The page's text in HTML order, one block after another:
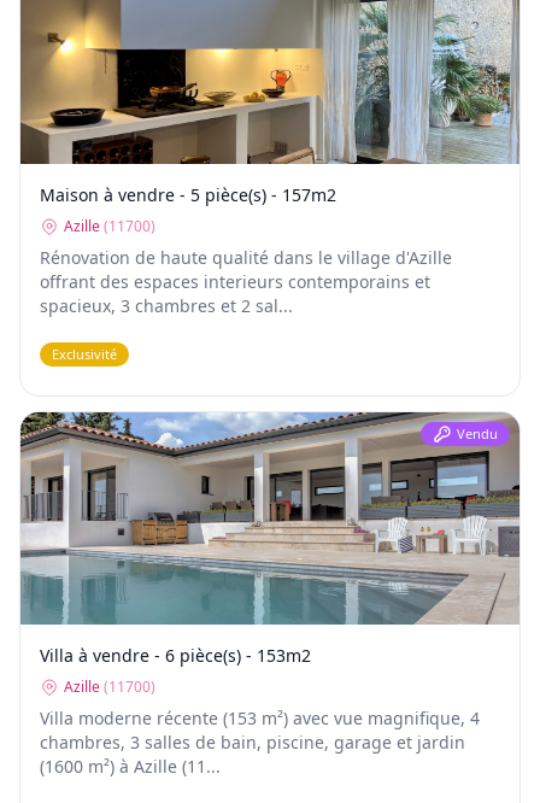
Maison à vendre - 5 pièce(s) - 157m2
Azille(11700)
Rénovation de haute qualité dans le village d'Azille
offrant des espaces interieurs contemporains et
spacieux, 3 chambres et 2 sal...
Exclusivité
Vendu
Villa à vendre - 6 pièce(s) - 153m2
Azille(11700)
Villa moderne récente (153 m²) avec vue magnifique, 4
chambres, 3 salles de bain, piscine, garage et jardin
(1600 m²) à Azille (11...